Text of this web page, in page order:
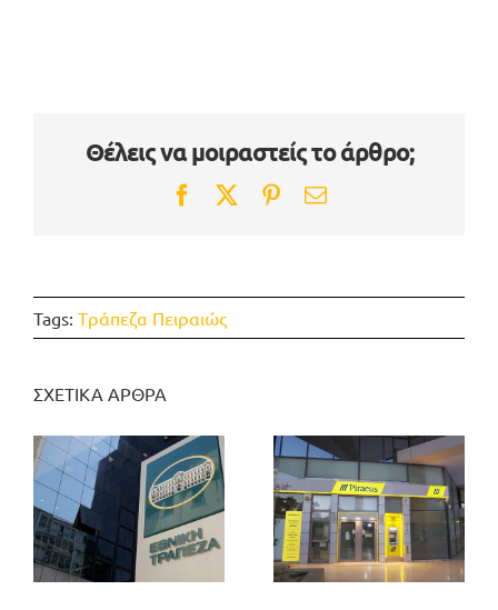
Θέλεις να μοιραστείς το άρθρο;
Facebook
TwitterPinterest
Email
Tags: Tράπεζα Πειραιώς
ΣΧΕΤΙΚΑ ΑΡΘΡΑ